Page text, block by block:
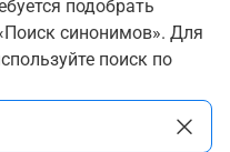
подобрать
синонимов». Для
поиск по